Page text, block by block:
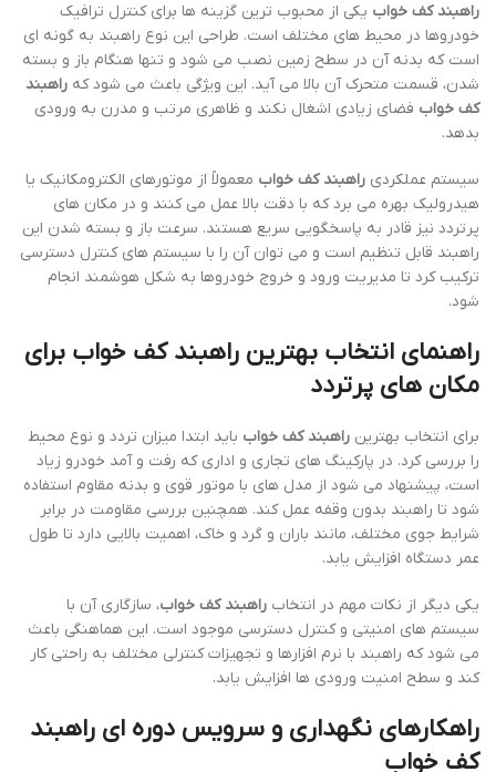
راهبند کف خواب یکی از محبوب ترین گزینه ها برای کنترل ترافیک
خودروها در محیط های مختلف است. طراحی این نوع راهبند به گونه ای
است که بدنه آن در سطح زمین نصب می شود و تنها هنگام باز و بسته
شدن، قسمت متحرک آن بالا می آید. این ویژگی باعث می شود که راهبند
کف خواب فضای زیادی اشغال نکند و ظاهری مرتب و مدرن به ورودی
بدهد.
سیستم عملکردی راهبند کف خواب معمولاً از موتورهای الکترومکانیک یا
هیدرولیک بهره می برد که با دقت بالا عمل می کنند و در مکان های
پرتردد نیز قادر به پاسخگویی سریع هستند. سرعت باز و بسته شدن این
راهبند قابل تنظیم است و می توان آن را با سیستم های کنترل دسترسی
ترکیب کرد تا مدیریت ورود و خروج خودروها به شکل هوشمند انجام
شود.
راهنمای انتخاب بهترین راهبند کف خواب برای
مکان های پرتردد
برای انتخاب بهترین راهبند کف خواب باید ابتدا میزان تردد و نوع محیط
را بررسی کرد. در پارکینگ های تجاری و اداری که رفت و آمد خودرو زیاد
است، پیشنهاد می شود از مدل های با موتور قوی و بدنه مقاوم استفاده
شود تا راهبند بدون وقفه عمل کند. همچنین بررسی مقاومت در برابر
شرایط جوی مختلف، مانند باران و گرد و خاک، اهمیت بالایی دارد تا طول
عمر دستگاه افزایش یابد.
یکی دیگر از نکات مهم در انتخاب راهبند کف خواب، سازگاری آن با
سیستم های امنیتی و کنترل دسترسی موجود است. این هماهنگی باعث
می شود که راهبند با نرم افزارها و تجهیزات کنترلی مختلف به راحتی کار
کند و سطح امنیت ورودی ها افزایش یابد.
راهکارهای نگهداری و سرویس دوره ای راهبند
کف خواب